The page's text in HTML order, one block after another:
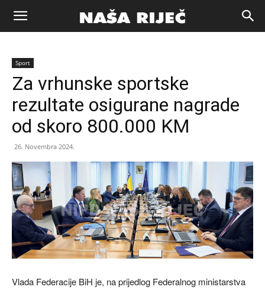
Naša
riječ
Sport
Za vrhunske sportske
rezultate osigurane nagrade
od skoro 800.000 KM
26. Novembra 2024.
Vlada Federacije BiH je, na prijedlog Federalnog ministarstva